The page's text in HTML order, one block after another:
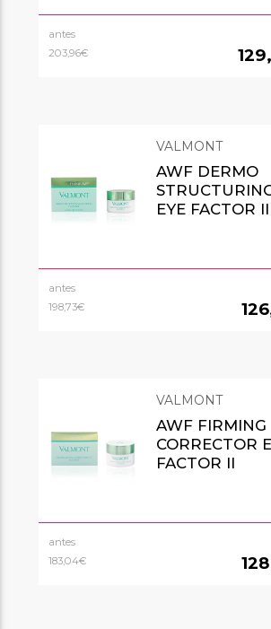
antes
203,96€
VALMONT
AWF DERMO
EYE FACTOR
antes
198,73€
VALMONT
AWF FIRMING
CORRECTOR
FACTOR II
antes
183,04€